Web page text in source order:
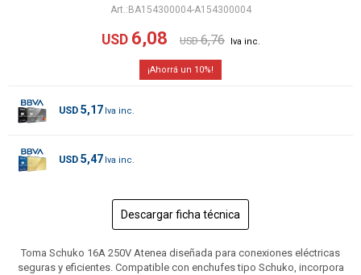
BA154300004-A154300004
USD 6,08 USD 6,76
10
USD 5,17
USD 5,47
Descargar ficha técnica
Toma Schuko 16A 250V Atenea diseñada para conexiones eléctricas
seguras y eficientes. Compatible con enchufes tipo Schuko, incorpora